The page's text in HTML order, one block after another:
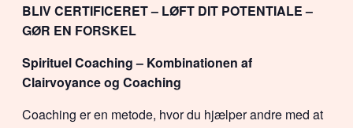
BLIV CERTIFICERET – LØFT DIT POTENTIALE –
GØR EN FORSKEL
Spirituel Coaching – Kombinationen af
Clairvoyance og Coaching
Coaching er en metode, hvor du hjælper andre med at